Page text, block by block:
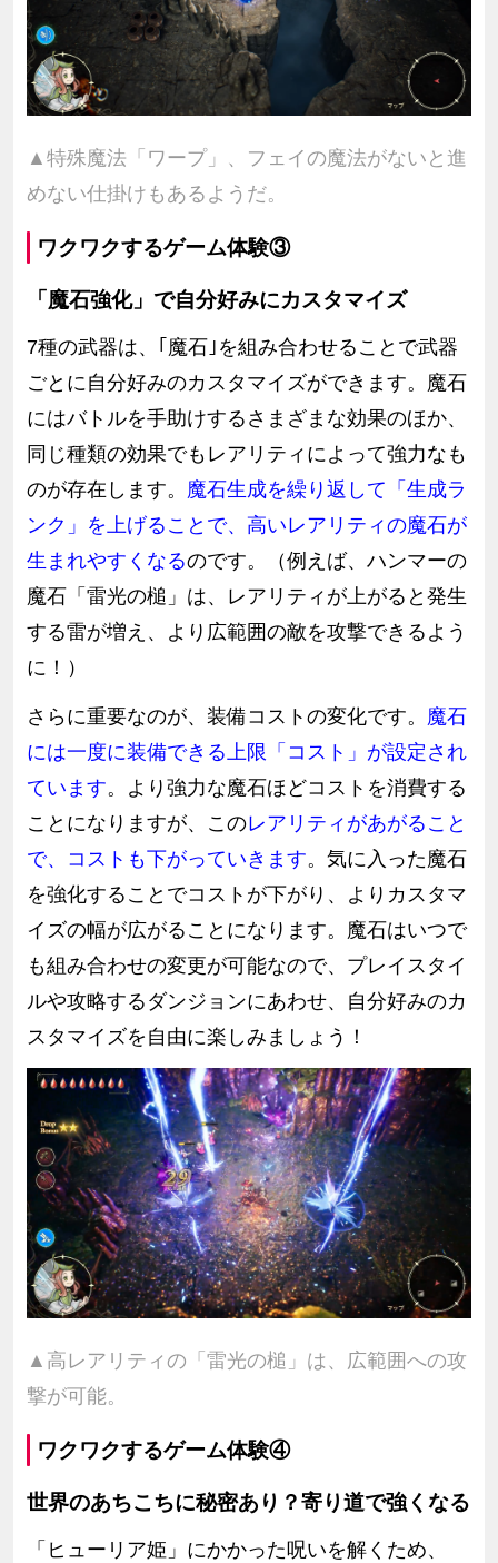
▲特殊魔法「ワープ」、フェイの魔法がないと進
めない仕掛けもあるようだ。
ワクワクするゲーム体験③
「魔石強化」で自分好みにカスタマイズ
7種の武器は、｢魔石｣を組み合わせることで武器
ごとに自分好みのカスタマイズができます。魔石
にはバトルを手助けするさまざまな効果のほか、
同じ種類の効果でもレアリティによって強力なも
のが存在します。 魔石生成を繰り返して「生成ラ
ンク」を上げることで、高いレアリティの魔石が
生まれやすくなるのです。（例えば、ハンマーの
魔石「雷光の槌」は、レアリティが上がると発生
する雷が増え、より広範囲の敵を攻撃できるよう
に！）
さらに重要なのが、装備コストの変化です。 魔石
には一度に装備できる上限「コスト」が設定され
ています。より強力な魔石ほどコストを消費する
ことになりますが、このレアリティがあがること
で、コストも下がっていきます。気に入った魔石
を強化することでコストが下がり、よりカスタマ
イズの幅が広がることになります。魔石はいつで
も組み合わせの変更が可能なので、プレイスタイ
ルや攻略するダンジョンにあわせ、自分好みのカ
スタマイズを自由に楽しみましょう！
▲高レアリティの「雷光の槌」は、広範囲への攻
撃が可能。
ワクワクするゲーム体験④
世界のあちこちに秘密あり？寄り道で強くなる
「ヒューリア姫」にかかった呪いを解くため、